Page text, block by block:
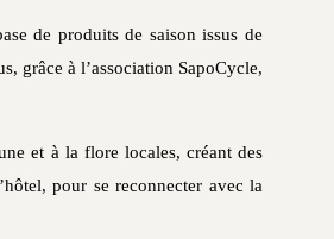
de produits de saison issus de
grâce à l’association SapoCycle,
et à la flore locales, créant des
pour se reconnecter avec la